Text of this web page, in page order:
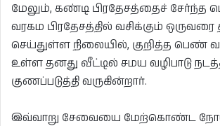
மேலும், கண்டி பிரதேசத்தைச்
வரகம பிரதேசத்தில் வசிக்கும்
செய்துள்ள நிலையில், குறித்த பெண்
உள்ள தனது வீட்டில் சமய வழிபாடு
குணப்படுத்தி வருகின்றார்.
இவ்வாறு சேவையை மேற்கொண்ட